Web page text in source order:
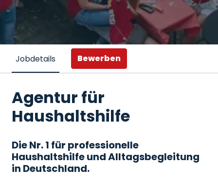
Jobdetails Bewerben
Agentur für
Haushaltshilfe
Die Nr. 1 für professionelle
Haushaltshilfe und Alltagsbegleitung
in Deutschland.